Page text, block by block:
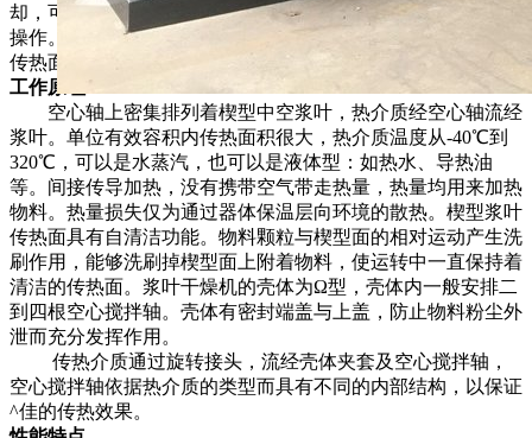
却，可完成干燥、冷却、加热、灭菌、反应、低温燃烧等单元
操作。设备中特殊的楔型搅拌传热浆叶具有较高的传热效率和
传热面自清洁功能。
工作原理
空心轴上密集排列着楔型中空浆叶，热介质经空心轴流经
浆叶。单位有效容积内传热面积很大，热介质温度从-40℃到
320℃，可以是水蒸汽，也可以是液体型：如热水、导热油
等。间接传导加热，没有携带空气带走热量，热量均用来加热
物料。热量损失仅为通过器体保温层向环境的散热。楔型浆叶
传热面具有自清洁功能。物料颗粒与楔型面的相对运动产生洗
刷作用，能够洗刷掉楔型面上附着物料，使运转中一直保持着
清洁的传热面。浆叶干燥机的壳体为Ω型，壳体内一般安排二
到四根空心搅拌轴。壳体有密封端盖与上盖，防止物料粉尘外
泄而充分发挥作用。
传热介质通过旋转接头，流经壳体夹套及空心搅拌轴，
空心搅拌轴依据热介质的类型而具有不同的内部结构，以保证
^佳的传热效果。